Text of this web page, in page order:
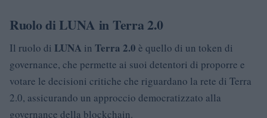
Ruolo di LUNA in Terra 2.0
Il ruolo di LUNA in Terra 2.0 è quello di un token di
governance, che permette ai suoi detentori di proporre e
votare le decisioni critiche che riguardano la rete di Terra
2.0, assicurando un approccio democratizzato alla
governance della blockchain.